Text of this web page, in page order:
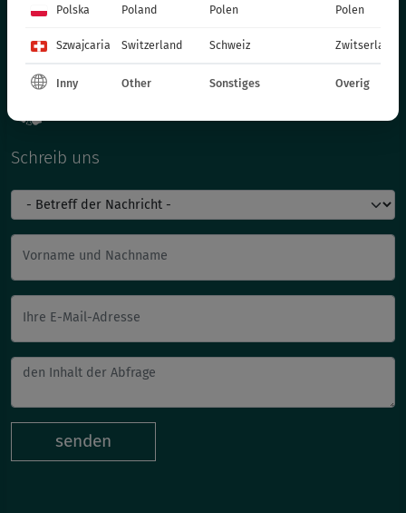
Schreib uns
Vorname und Nachname
Ihre E-Mail-Adresse
senden
Polska Poland Polen Polen
Szwajcaria Switzerland Schweiz Zwitserland
Inny Other Sonstiges Overig